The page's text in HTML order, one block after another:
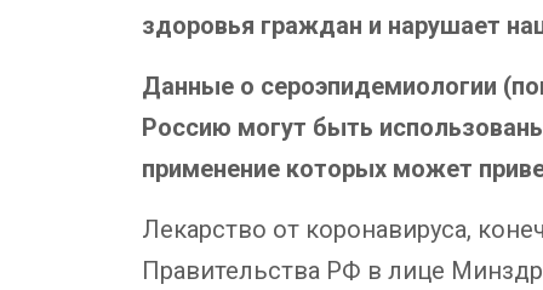
здоровья граждан и нарушает
Данные о сероэпидемиологии
Россию могут быть
применение которых может
Лекарство от коронавируса,
Правительства РФ в лице